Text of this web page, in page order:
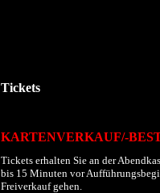
Tickets
KARTENVERKAUF/-
Tickets erhalten Sie an der
bis 15 Minuten vor
Freiverkauf gehen.